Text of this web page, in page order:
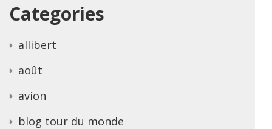
Categories
allibert
août
avion
blog tour du monde